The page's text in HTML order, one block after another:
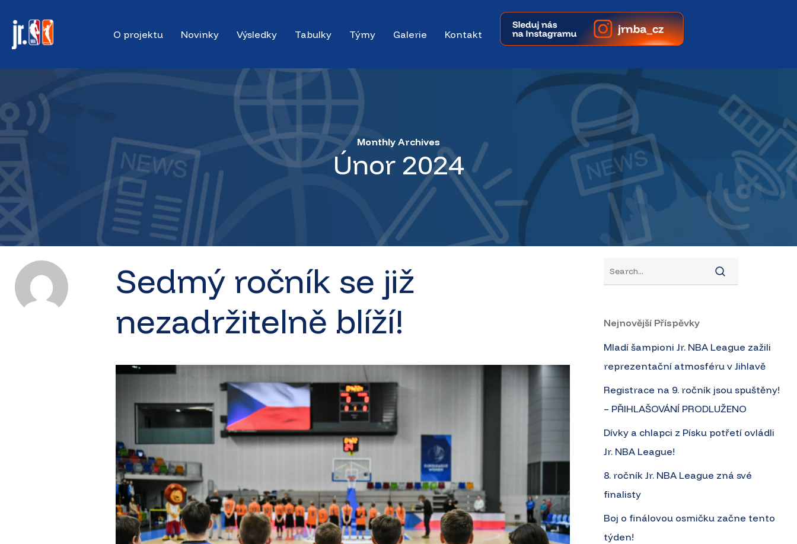
main
content
O projektu Novinky Výsledky Tabulky Týmy Galerie Kontakt
Monthly Archives
Únor 2024
Sedmý ročník se již
nezadržitelně blíží!
Nejnovější Příspěvky
Mladí šampioni Jr. NBA League zažili
reprezentační atmosféru v Jihlavě
Registrace na 9. ročník jsou spuštěny!
– PŘIHLAŠOVÁNÍ PRODLUŽENO
Dívky a chlapci z Písku potřetí ovládli
Jr. NBA League!
8. ročník Jr. NBA League zná své
finalisty
Boj o finálovou osmičku začne tento
týden!